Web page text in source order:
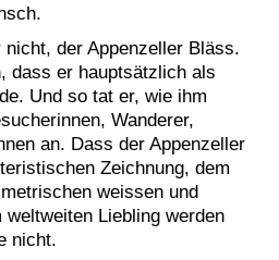
der Appenzeller Bläss.
dass er hauptsätzlich als
Und so tat er, wie ihm
Wanderer,
an. Dass der Appenzeller
Zeichnung, dem
weissen und
weltweiten Liebling werden
nicht.